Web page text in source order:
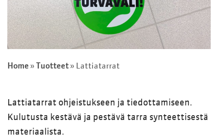
Home » Tuotteet » Lattiatarrat
Lattiatarrat ohjeistukseen ja tiedottamiseen.
Kulutusta kestävä ja pestävä tarra synteettisestä
materiaalista.